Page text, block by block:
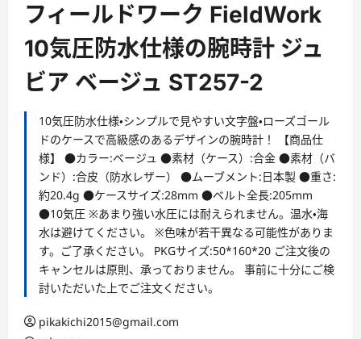
フィールドワーク FieldWork
10気圧防水仕様の腕時計 ジュ
ビア ベージュ ST257-2
10気圧防水仕様・シンプルで見やすい文字盤・ローズゴール
ドのケースで高級感のあるデザインの腕時計！ 【商品仕
様】 ●カラー:ベージュ ●素材（ケース）:合金 ●素材（バ
ンド）:合皮（防水レザー） ●ムーブメント:日本製 ●重さ:
約20.4g ●ケースサイズ:28mm ●ベルト全長:205mm
●10気圧 ※あまり強い水圧には耐えられません。温水・海
水は避けてください。 ※色味が若干異なる可能性がありま
す。ご了承ください。 PKGサイズ:50*160*20 ご注文後の
キャンセルは原則、承っておりません。 事前に十分にご検
討いただいた上でご注文ください。
pikakichi2015@gmail.com